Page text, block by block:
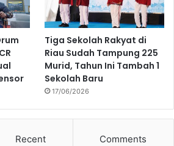
Tiga Sekolah Rakyat di
Riau Sudah Tampung 225
Murid, Tahun Ini Tambah 1
Sekolah Baru
17/06/2026
Recent Comments